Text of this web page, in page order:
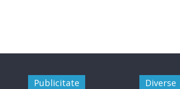
Publicitate Diverse